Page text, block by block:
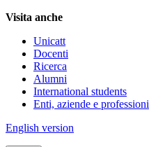
Visita anche
Unicatt
Docenti
Ricerca
Alumni
International students
Enti, aziende e professioni
English version